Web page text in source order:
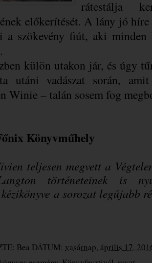
rátestálja
előkerítését. A lány jó
a szökevény fiút, aki minden
külön utakon jár, és úgy
utáni vadászat során,
Winie – talán sosem fog
Könyvműhely
teljesen megvett a
történeteinek is
a sorozat legújabb
Bea DÁTUM: vasárnap, április 17,